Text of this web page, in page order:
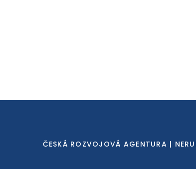
ČESKÁ ROZVOJOVÁ AGENTURA |